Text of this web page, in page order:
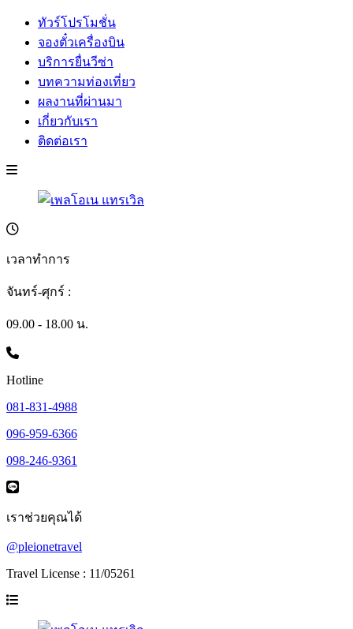
ทัวร์โปรโมชั่น
จองตั๋วเครื่องบิน
บริการยื่นวีซ่า
บทความท่องเที่ยว
ผลงานที่ผ่านมา
เกี่ยวกับเรา
ติดต่อเรา
เวลาทำการ
จันทร์-ศุกร์ :
09.00 - 18.00 น.
Hotline
081-831-4988
096-959-6366
098-246-9361
เราช่วยคุณได้
@pleionetravel
Travel License : 11/05261